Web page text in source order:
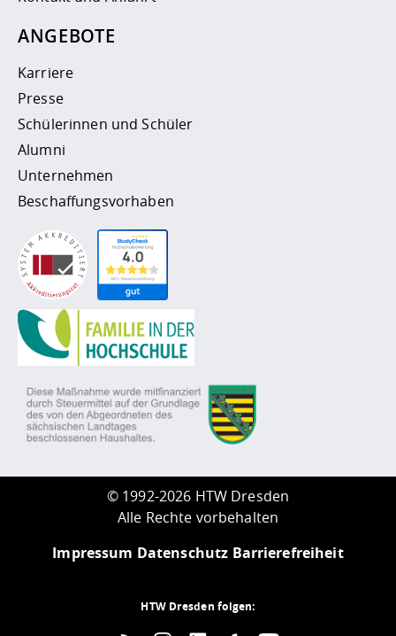
ANGEBOTE
Karriere
Presse
Schülerinnen und Schüler
Alumni
Unternehmen
Beschaffungsvorhaben
© 1992-2026 HTW Dresden
Alle Rechte vorbehalten
Impressum Datenschutz Barrierefreiheit
HTW Dresden folgen: